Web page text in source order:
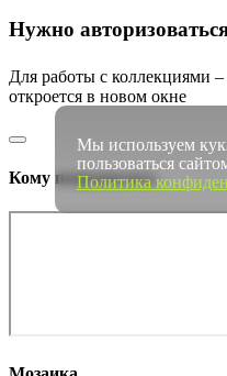
Нужно
Для работы с коллекциями
откроется в новом окне
Кому понравилось
Мы используем
пользоваться
Политика